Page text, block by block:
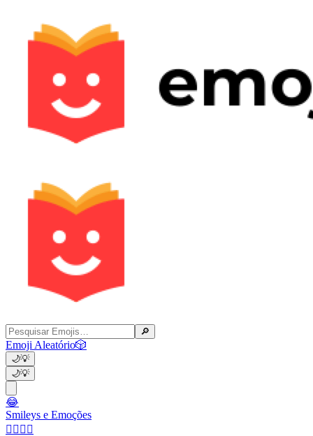
🔎
Emoji Aleatório🎲
🌙💡
🌙💡
😂
Smileys e Emoções
👩‍❤️‍💋‍👨